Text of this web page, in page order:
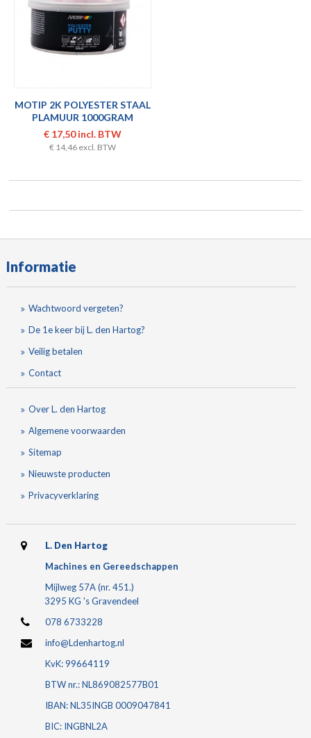
MOTIP 2K POLYESTER STAAL
PLAMUUR 1000GRAM
€ 17,50 incl. BTW
€ 14,46 excl. BTW
Informatie
Wachtwoord vergeten?
De 1e keer bij L. den Hartog?
Veilig betalen
Contact
Over L. den Hartog
Algemene voorwaarden
Sitemap
Nieuwste producten
Privacyverklaring
L. Den Hartog
Machines en Gereedschappen
Mijlweg 57A (nr. 451.)
3295 KG 's Gravendeel
078 6733228
info@Ldenhartog.nl
KvK: 99664119
BTW nr.: NL869082577B01
IBAN: NL35INGB 0009047841
BIC: INGBNL2A